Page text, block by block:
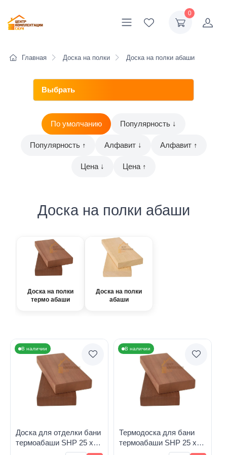
0
Главная Доска на полки Доска на полки абаши
По умолчанию Популярность ↓
Популярность ↑ Алфавит ↓ Алфавит ↑
Цена ↓ Цена ↑
Доска на полки абаши
Доска на полки
термо абаши
Доска на полки
абаши
В наличии
Доска для отделки бани
термоабаши SHP 25 х
В наличии
Термодоска для бани
термоабаши SHP 25 х